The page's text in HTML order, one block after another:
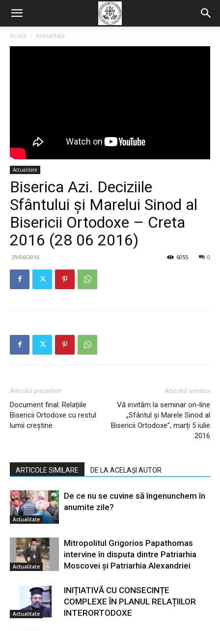
Acasă Actualitate
Actualitate
Biserica Azi. Deciziile
Sfântului și Marelui Sinod al
Bisericii Ortodoxe – Creta
2016 (28 06 2016)
29/06/2016 0
6055
Articolul precedent
Document final: Relațiile
Bisericii Ortodoxe cu restul
lumii creștine
Articolul următor
Vă invităm la seminar on-line
„Sfântul și Marele Sinod al
Bisericii Ortodoxe”, marți 5 iulie
2016
ARTICOLE SIMILARE DE LA ACELAȘI AUTOR
Actualitate
De ce nu se cuvine să îngenunchem în
anumite zile?
Actualitate
Mitropolitul Grigorios Papathomas
intervine în disputa dintre Patriarhia
Moscovei și Patriarhia Alexandriei
Actualitate
INIȚIATIVĂ CU CONSECINȚE
COMPLEXE ÎN PLANUL RELAȚIILOR
INTERORTODOXE